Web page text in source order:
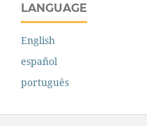
LANGUAGE
English
español
português